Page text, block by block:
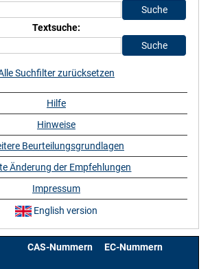
CAS-Nummern EC-Nummern
Textsuche:
Suchfilter zurücksetzen
Hilfe
Hinweise
Beurteilungsgrundlagen
Änderung der Empfehlungen
Impressum
English version